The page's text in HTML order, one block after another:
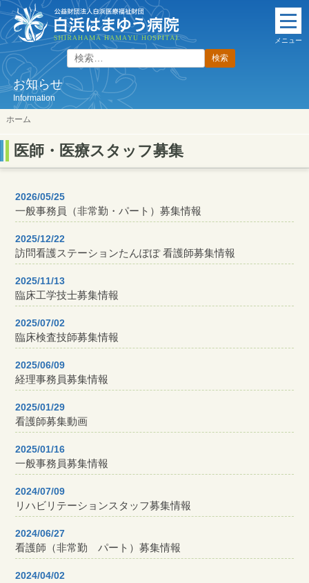
本
文
に
ス
キ
プ
検
索:
メニュー
お知らせ
Information
ホーム
医師・医療スタッフ募集
2026/05/25
一般事務員（非常勤・パート）募集情報
2025/12/22
訪問看護ステーションたんぽぽ 看護師募集情報
2025/11/13
臨床工学技士募集情報
2025/07/02
臨床検査技師募集情報
2025/06/09
経理事務員募集情報
2025/01/29
看護師募集動画
2025/01/16
一般事務員募集情報
2024/07/09
リハビリテーションスタッフ募集情報
2024/06/27
看護師（非常勤 パート）募集情報
2024/04/02